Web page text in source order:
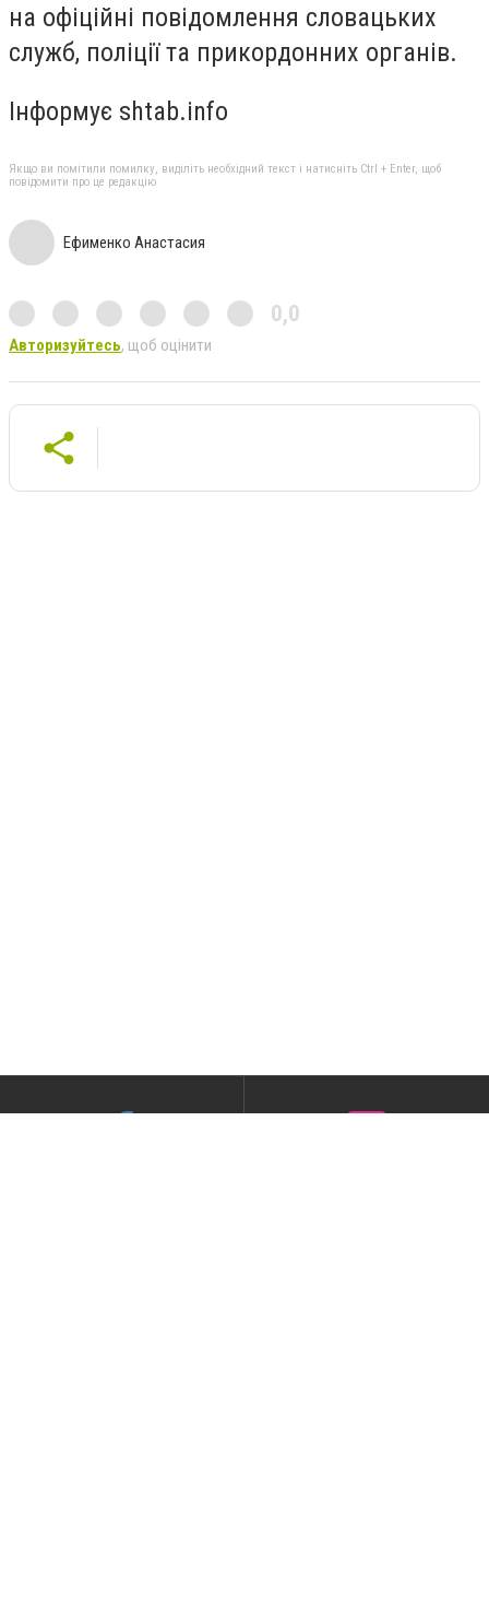
на офіційні повідомлення словацьких
служб, поліції та прикордонних органів.
Інформує shtab.info
Якщо ви помітили помилку, виділіть необхідний текст і натисніть Ctrl + Enter, щоб
повідомити про це редакцію
Ефименко Анастасия
0,0
Авторизуйтесь, щоб оцінити